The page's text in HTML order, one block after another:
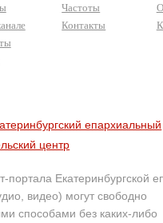
Частоты
Контакты
епархиальный
центр
портала Екатеринбургской
видео) могут свободно
способами без каких-либо